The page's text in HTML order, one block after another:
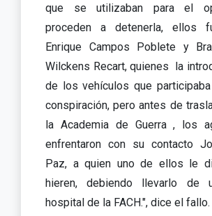
que se utilizaban para el
proceden a detenerla, ellos
Enrique Campos Poblete y
Wilckens Recart, quienes la
de los vehículos que
conspiración, pero antes de
la Academia de Guerra , los
enfrentaron con su contacto
Paz, a quien uno de ellos le
hieren, debiendo llevarlo de
hospital de la FACH.", dice el fallo.